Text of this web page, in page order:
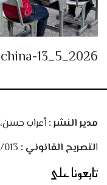
13_5_2026
مدير النشر :أعراب حسن،
التصريح القانوني :
تابعونا على